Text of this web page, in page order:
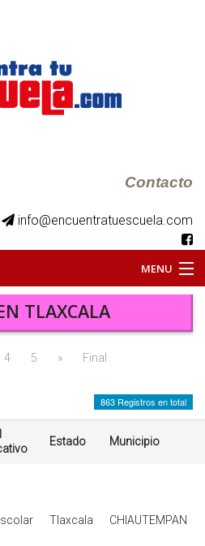
Contacto
info@encuentratuescuela.com
MENU
TLAXCALA
4 5 » Final
863 Registros en total
Estado Municipio
Tlaxcala CHIAUTEMPAN